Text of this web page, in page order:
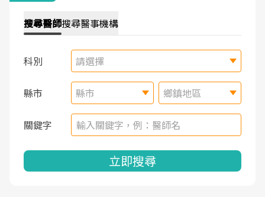
搜尋醫師搜尋醫事機構
科別 請選擇
縣市 縣市 鄉鎮地區
關鍵字
立即搜尋